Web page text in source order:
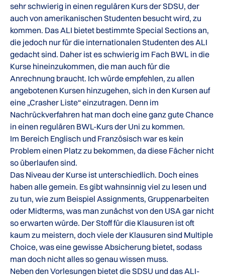
sehr schwierig in einen regulären Kurs der SDSU, der
auch von amerikanischen Studenten besucht wird, zu
kommen. Das ALI bietet bestimmte Special Sections an,
die jedoch nur für die internationalen Studenten des ALI
gedacht sind. Daher ist es schwierig im Fach BWL in die
Kurse hineinzukommen, die man auch für die
Anrechnung braucht. Ich würde empfehlen, zu allen
angebotenen Kursen hinzugehen, sich in den Kursen auf
eine „Crasher Liste“ einzutragen. Denn im
Nachrückverfahren hat man doch eine ganz gute Chance
in einen regulären BWL-Kurs der Uni zu kommen.
Im Bereich Englisch und Französisch war es kein
Problem einen Platz zu bekommen, da diese Fächer nicht
so überlaufen sind.
Das Niveau der Kurse ist unterschiedlich. Doch eines
haben alle gemein. Es gibt wahnsinnig viel zu lesen und
zu tun, wie zum Beispiel Assignments, Gruppenarbeiten
oder Midterms, was man zunächst von den USA gar nicht
so erwarten würde. Der Stoff für die Klausuren ist oft
kaum zu meistern, doch viele der Klausuren sind Multiple
Choice, was eine gewisse Absicherung bietet, sodass
man doch nicht alles so genau wissen muss.
Neben den Vorlesungen bietet die SDSU und das ALI-